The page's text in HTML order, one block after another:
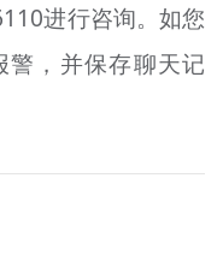
进行咨询。如您
，并保存聊天记